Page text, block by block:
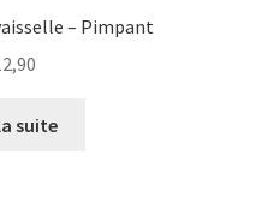
– Pimpant
suite